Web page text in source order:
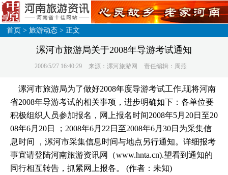
首页 >旅游动态 > 正文
漯河市旅游局关于2008年导游考试通知
2008/5/27 16:40:29 来源：漯河旅游网 责任编辑：周燕
漯河市旅游局为了做好2008年度导游考试工作,现将河南
省2008年导游考试的相关事项，进步明确如下：各单位要
积极组织人员参加报名，网上报名时间2008年5月20日至20
08年6月20日 ；2008年6月22日至2008年6月30日为采集信
息时间 ，漯河市采集信息时间与地点另行通知。详细报考
事宜请登陆河南旅游资讯网（www.hnta.cn).望看到通知的
同行相互转告，抓紧网上报各。 (作者：未知)